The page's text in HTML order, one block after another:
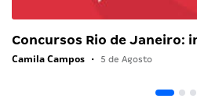
Concursos Rio de Janeiro:
Camila Campos • 5 de Agosto